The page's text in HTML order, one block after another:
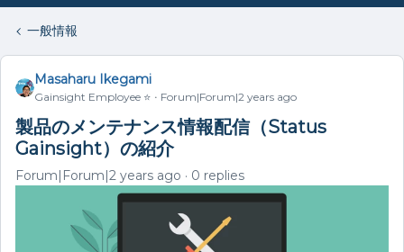
一般情報
Masaharu Ikegami
Gainsight Employee ⭐️ Forum|Forum|2 years ago
製品のメンテナンス情報配信（Status
Gainsight）の紹介
Forum|Forum|2 years ago 0 replies